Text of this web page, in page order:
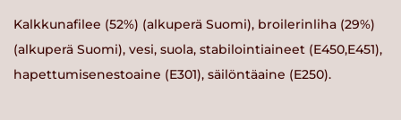
Kalkkunafilee (52%) (alkuperä Suomi), broilerinliha (29%)
(alkuperä Suomi), vesi, suola, stabilointiaineet (E450,E451),
hapettumisenestoaine (E301), säilöntäaine (E250).